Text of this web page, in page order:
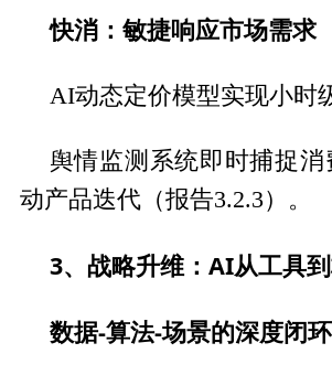
快消：敏捷响应市场需求
AI动态定价模型实现小时
舆情监测系统即时捕捉
动产品迭代（报告3.2.3）。
3、战略升维：AI从工具
数据-算法-场景的深度闭环